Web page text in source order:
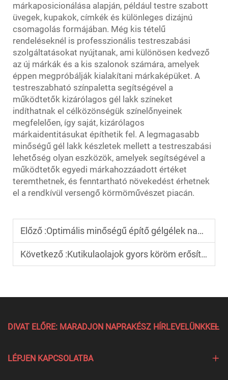
márkaposicionálása alapján, például testre szabott
üvegek, kupakok, címkék és különleges dizájnú
csomagolás formájában. Még kis tételű
rendeléseknél is professzionális testreszabási
szolgáltatásokat nyújtanak, ami különösen kedvező
az új márkák és a kis szalonok számára, amelyek
éppen megpróbálják kialakítani márkaképüket. A
testreszabható színpaletta segítségével a
működtetők kizárólagos gél lakk színeket
indíthatnak el célközönségük színelőnyeinek
megfelelően, így saját, kizárólagos
márkaidentitásukat építhetik fel. A legmagasabb
minőségű gél lakk készletek mellett a testreszabási
lehetőség olyan eszközök, amelyek segítségével a
működtetők egyedi márkahozzáadott értéket
teremthetnek, és fenntartható növekedést érhetnek
el a rendkívül versengő körmöművészet piacán.
Előző :Optimális minőségű építő gélgélek nagykereskedelmi értékesítése körömstúdiók számára
Következő :Kutikulaolajok gyors köröm erősítéshez
DIVAT ELŐRE: MARADJON NAPRAKÉSZ HÍRLEVELÜNKKEL
LÉPJEN KAPCSOLATBA